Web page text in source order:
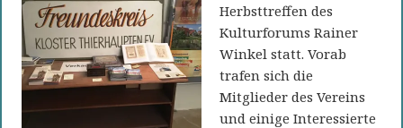
Herbsttreffen des
Kulturforums Rainer
Winkel statt. Vorab
trafen sich die
Mitglieder des Vereins
und einige Interessierte